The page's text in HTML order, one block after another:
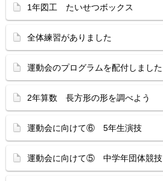
1年図工 たいせつボックス
全体練習がありました
運動会のプログラムを配付しました
2年算数 長方形の形を調べよう
運動会に向けて⑥ 5年生演技
運動会に向けて⑤ 中学年団体競技